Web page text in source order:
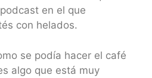
en el que
con helados.
se podía hacer el café
algo que está muy